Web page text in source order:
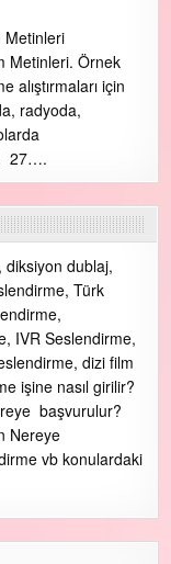
Metinleri
Metinleri. Örnek
alıştırmaları için
radyoda,
27….
diksiyon dublaj,
Türk
IVR Seslendirme,
dizi film
işine nasıl girilir?
başvurulur?
Nereye
vb konulardaki